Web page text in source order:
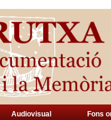
Audiovisual Fons